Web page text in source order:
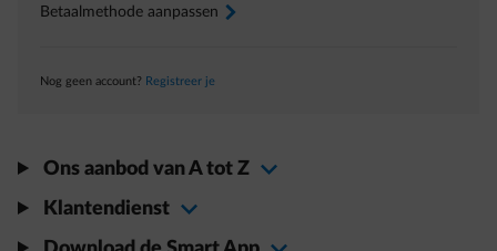
Betaalmethode aanpassen arrow-right
Nog geen account? Registreer je
Ons aanbod van A tot Z
Klantendienst